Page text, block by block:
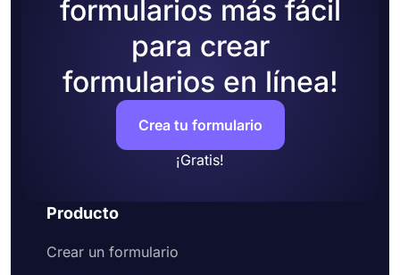
formularios más fácil
para crear
formularios en línea!
Crea tu formulario
¡Gratis!
Producto
Crear un formulario